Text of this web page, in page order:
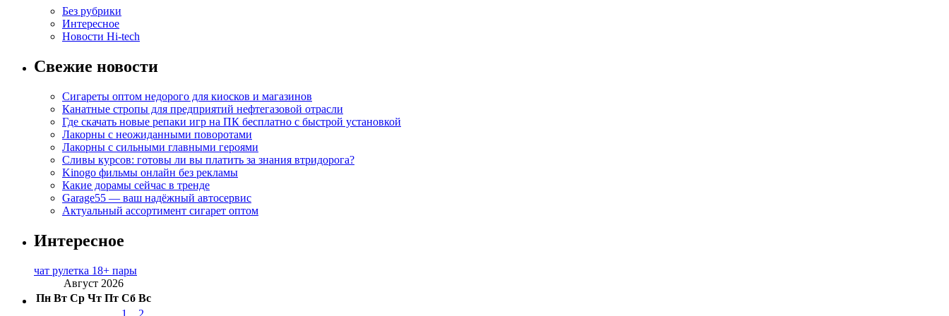
Без рубрики
Интересное
Новости Hi-tech
Свежие новости
Сигареты оптом недорого для киосков и магазинов
Канатные стропы для предприятий нефтегазовой отрасли
Где скачать новые репаки игр на ПК бесплатно с быстрой установкой
Лакорны с неожиданными поворотами
Лакорны с сильными главными героями
Сливы курсов: готовы ли вы платить за знания втридорога?
Kinogo фильмы онлайн без рекламы
Какие дорамы сейчас в тренде
Garage55 — ваш надёжный автосервис
Актуальный ассортимент сигарет оптом
Интересное
чат рулетка 18+ пары
Август 2026
Пн Вт Ср Чт Пт Сб Вс
1
2